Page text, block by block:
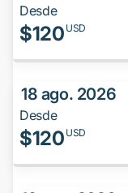
Desde
$120 USD
18 ago. 2026
Desde
$120 USD